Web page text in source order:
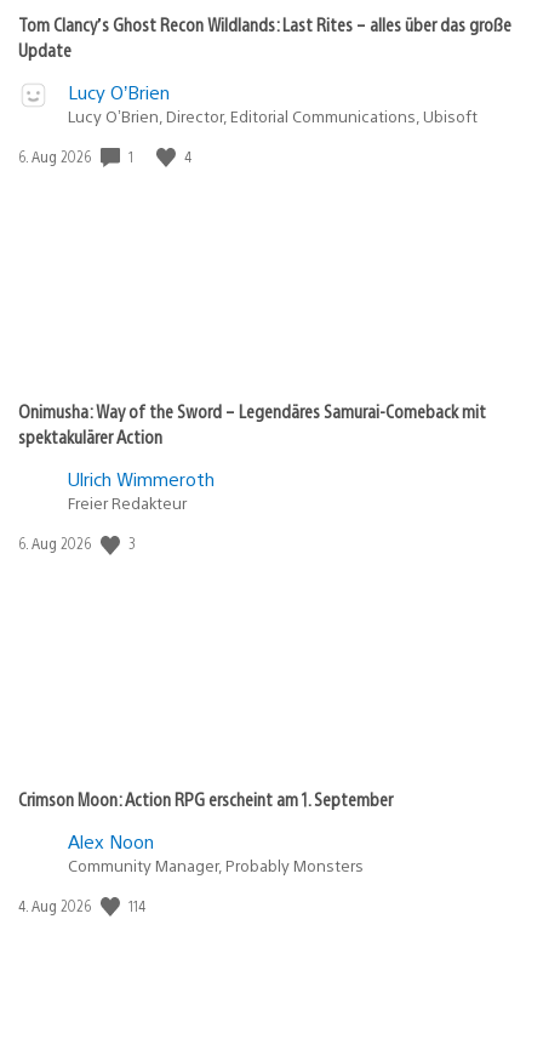
Tom Clancy’s Ghost Recon Wildlands: Last Rites – alles über das große
Update
Lucy O’Brien
Lucy O’Brien, Director, Editorial Communications, Ubisoft
Veröffentlichungsdatum:
6. Aug 2026 1 4
Onimusha: Way of the Sword – Legendäres Samurai-Comeback mit
spektakulärer Action
Ulrich Wimmeroth
Freier Redakteur
Veröffentlichungsdatum:
6. Aug 2026 3
Crimson Moon: Action RPG erscheint am 1. September
Alex Noon
Community Manager, Probably Monsters
Veröffentlichungsdatum:
4. Aug 2026 114